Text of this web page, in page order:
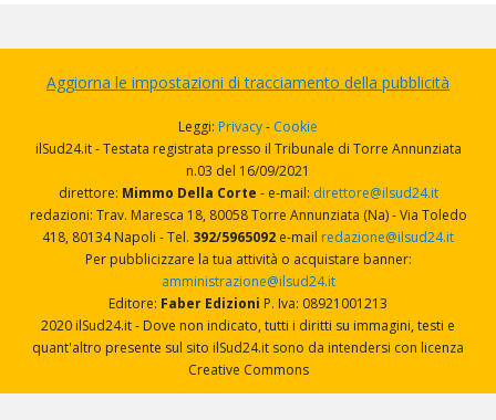
Aggiorna le impostazioni di tracciamento della pubblicità
Leggi: Privacy- Cookie
ilSud24.it - Testata registrata presso il Tribunale di Torre Annunziata
n.03 del 16/09/2021
direttore: Mimmo Della Corte - e-mail: direttore@ilsud24.it
redazioni: Trav. Maresca 18, 80058 Torre Annunziata (Na) - Via Toledo
418, 80134 Napoli - Tel. 392/5965092 e-mail redazione@ilsud24.it
Per pubblicizzare la tua attività o acquistare banner:
amministrazione@ilsud24.it
Editore: Faber Edizioni P. Iva: 08921001213
2020 ilSud24.it - Dove non indicato, tutti i diritti su immagini, testi e
quant'altro presente sul sito ilSud24.it sono da intendersi con licenza
Creative Commons